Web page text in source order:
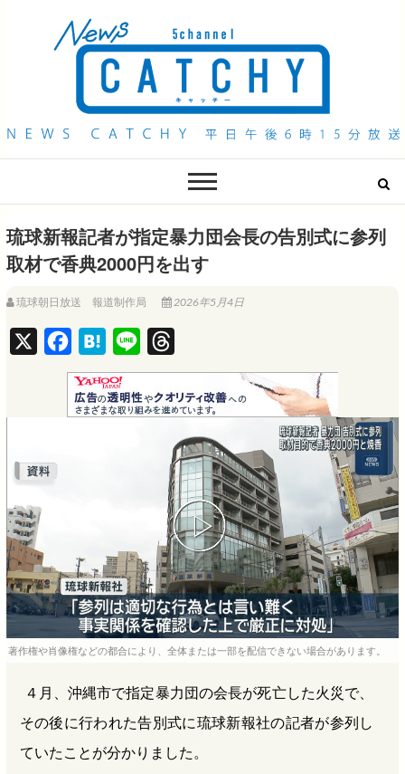
QAB NEWS Headline
琉球新報記者が指定暴力団会長の告別式に参列
取材で香典2000円を出す
琉球朝日放送 報道制作局 2026年5月4日
a
c
e
H
a
t
e
i
n
e
h
r
e
a
d
s
著作権や肖像権などの都合により、全体または一部を配信できない場合があります。
４月、沖縄市で指定暴力団の会長が死亡した火災で、
その後に行われた告別式に琉球新報社の記者が参列し
ていたことが分かりました。